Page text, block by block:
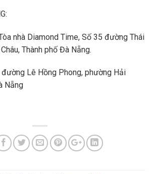
nhà Diamond Time, Số 35 đường Thái
Thành phố Đà Nẵng.
Lê Hồng Phong, phường Hải
Nẵng